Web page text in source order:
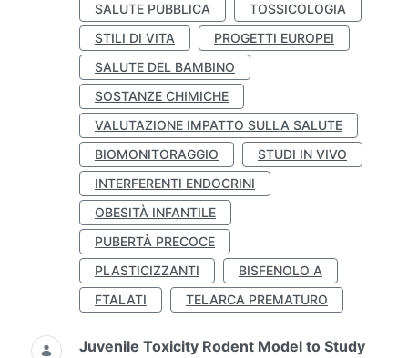
SALUTE PUBBLICA
TOSSICOLOGIA
STILI DI VITA
PROGETTI EUROPEI
SALUTE DEL BAMBINO
SOSTANZE CHIMICHE
VALUTAZIONE IMPATTO SULLA SALUTE
BIOMONITORAGGIO
STUDI IN VIVO
INTERFERENTI ENDOCRINI
OBESITÀ INFANTILE
PUBERTÀ PRECOCE
PLASTICIZZANTI
BISFENOLO A
FTALATI
TELARCA PREMATURO
Juvenile Toxicity Rodent Model to Study